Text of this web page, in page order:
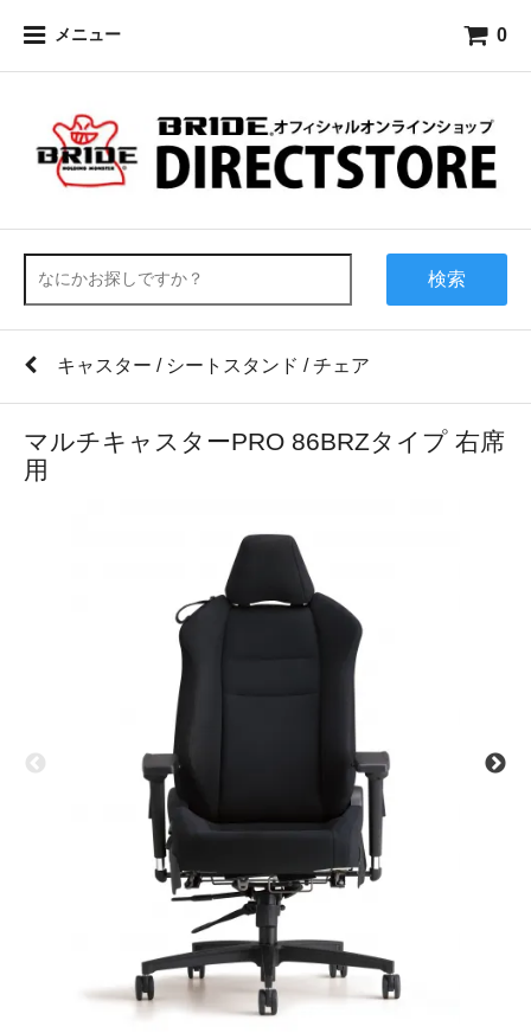
メニュー 0
検索
キャスター / シートスタンド / チェア
マルチキャスターPRO 86BRZタイプ 右席
用